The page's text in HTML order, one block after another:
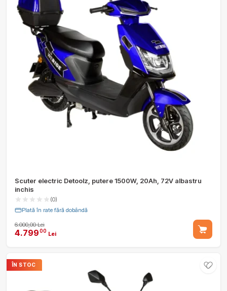
Scuter electric Detoolz, putere 1500W, 20Ah, 72V albastru
inchis
(0)
Plată în rate fără dobândă
6.000,00 Lei
4.79900 Lei
ÎN STOC